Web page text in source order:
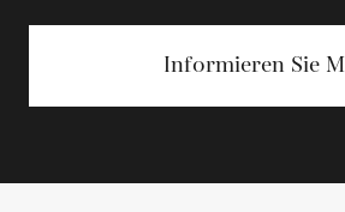
Informieren Sie